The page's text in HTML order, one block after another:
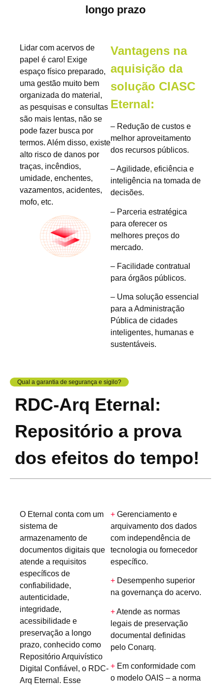
longo prazo
Lidar com acervos de
papel é caro! Exige
espaço físico preparado,
uma gestão muito bem
organizada do material,
as pesquisas e consultas
são mais lentas, não se
pode fazer busca por
termos. Além disso, existe
alto risco de danos por
traças, incêndios,
umidade, enchentes,
vazamentos, acidentes,
mofo, etc.
Vantagens na
aquisição da
solução CIASC
Eternal:
– Redução de custos e
melhor aproveitamento
dos recursos públicos.
– Agilidade, eficiência e
inteligência na tomada de
decisões.
– Parceria estratégica
para oferecer os
melhores preços do
mercado.
– Facilidade contratual
para órgãos públicos.
– Uma solução essencial
para a Administração
Pública de cidades
inteligentes, humanas e
sustentáveis.
Qual a garantia de segurança e sigilo?
RDC-Arq Eternal:
Repositório a prova
dos efeitos do tempo!
O Eternal conta com um
sistema de
armazenamento de
documentos digitais que
atende a requisitos
específicos de
confiabilidade,
autenticidade,
integridade,
acessibilidade e
preservação a longo
prazo, conhecido como
Repositório Arquivístico
Digital Confiável, o RDC-
Arq Eternal. Esse
+ Gerenciamento e
arquivamento dos dados
com independência de
tecnologia ou fornecedor
específico.
+ Desempenho superior
na governança do acervo.
+Atende as normas
legais de preservação
documental definidas
pelo Conarq.
+ Em conformidade com
o modelo OAIS – a norma